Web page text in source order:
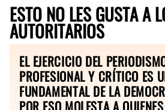
ESTO NO LES GUSTA A
AUTORITARIOS
EL EJERCICIO DEL
PROFESIONAL Y CRÍTICO ES
FUNDAMENTAL DE LA
POR ESO MOLESTA A